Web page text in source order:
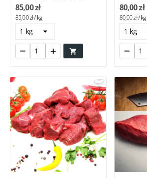

85,00 zł
85,00 zł / kg
80,00 zł
80,00 zł / kg